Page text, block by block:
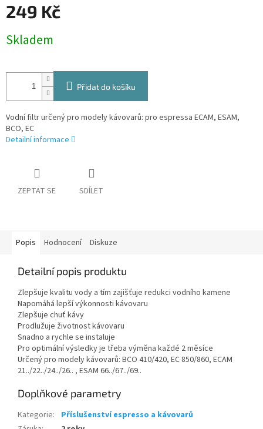
249 Kč
cena:
Skladem
Přidat do košíku
Vodní filtr určený pro modely kávovarů: pro espressa ECAM, ESAM,
BCO, EC
Detailní informace
ZEPTAT SE SDÍLET
Popis Hodnocení Diskuze
Detailní popis produktu
Zlepšuje kvalitu vody a tím zajišťuje redukci vodního kamene
Napomáhá lepší výkonnosti kávovaru
Zlepšuje chuť kávy
Prodlužuje životnost kávovaru
Snadno a rychle se instaluje
Pro optimální výsledky je třeba výměna každé 2 měsíce
Určený pro modely kávovarů: BCO 410/420, EC 850/860, ECAM
21../22../24../26.. , ESAM 66../67../69..
Doplňkové parametry
Kategorie:
Příslušenství espresso a kávovarů